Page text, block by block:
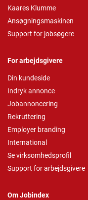
Kaares Klumme
Ansøgningsmaskinen
Support for jobsøgere
For arbejdsgivere
Din kundeside
Indryk annonce
Jobannoncering
Rekruttering
Employer branding
International
Se virksomhedsprofil
Support for arbejdsgivere
Om Jobindex